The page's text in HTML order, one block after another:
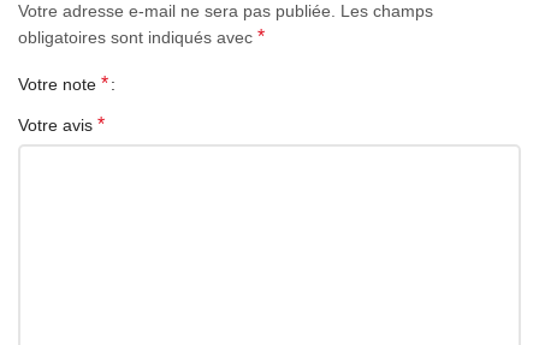
Votre adresse e-mail ne sera pas publiée.
Les champs
obligatoires sont indiqués avec *
Votre note *
Votre avis *